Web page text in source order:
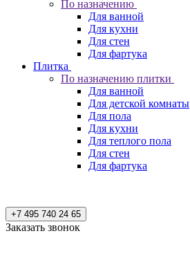
По назначению
Для ванной
Для кухни
Для стен
Для фартука
Плитка
По назначению плитки
Для ванной
Для детской комнаты
Для пола
Для кухни
Для теплого пола
Для стен
Для фартука
+7 495 740 24 65
Заказать звонок